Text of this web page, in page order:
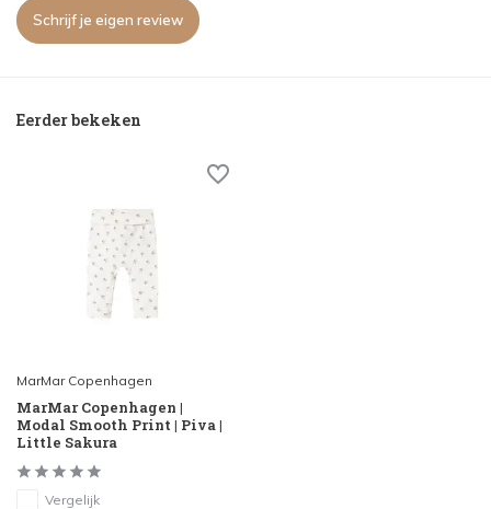
Schrijf je eigen review
Eerder bekeken
MarMar Copenhagen
MarMar Copenhagen |
Modal Smooth Print | Piva |
Little Sakura
Vergelijk